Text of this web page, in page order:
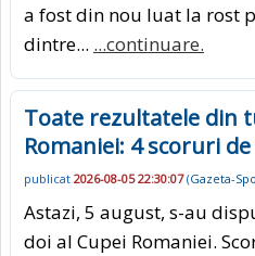
a fost din nou luat la rost
dintre... ...continuare.
Toate rezultatele din
Romaniei: 4 scoruri
publicat 2026-08-05 22:30:07(Gazeta-
Astazi, 5 august, s-au
doi al Cupei Romaniei.